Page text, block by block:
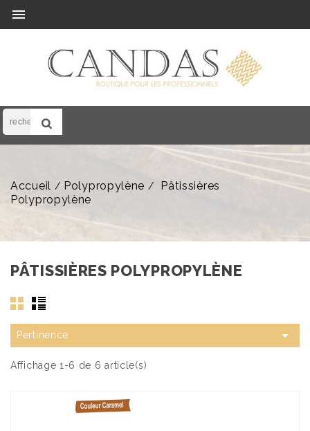

Accueil Polypropylène
Pâtissières
Polypropylène
PÂTISSIÈRES POLYPROPYLÈNE
Pertinence 
Affichage 1-6 de 6 article(s)